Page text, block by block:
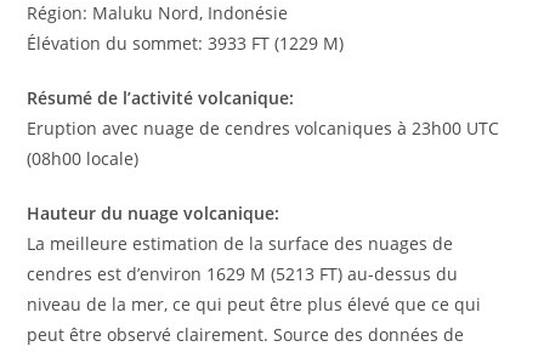
Région: Maluku Nord, Indonésie
Élévation du sommet: 3933 FT (1229 M)
Résumé de l’activité volcanique:
Eruption avec nuage de cendres volcaniques à 23h00 UTC
(08h00 locale)
Hauteur du nuage volcanique:
La meilleure estimation de la surface des nuages de
cendres est d’environ 1629 M (5213 FT) au-dessus du
niveau de la mer, ce qui peut être plus élevé que ce qui
peut être observé clairement. Source des données de